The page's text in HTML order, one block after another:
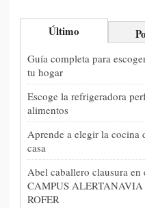
Último
Guía completa para
tu hogar
Escoge la refrigeradora
alimentos
Aprende a elegir la cocina
casa
Abel caballero clausura
CAMPUS
ROFER